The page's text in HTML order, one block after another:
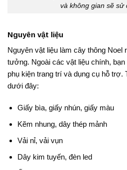
và không gian sẽ sử
Nguyên vật liệu
Nguyên vật liệu làm cây thông Noel
tưởng. Ngoài các vật liệu chính,
phụ kiện trang trí và dụng cụ hỗ
dưới đây:
Giấy bìa, giấy nhún, giấy màu
Kẽm nhung, dây thép mảnh
Vải nỉ, vải vụn
Dây kim tuyến, đèn led